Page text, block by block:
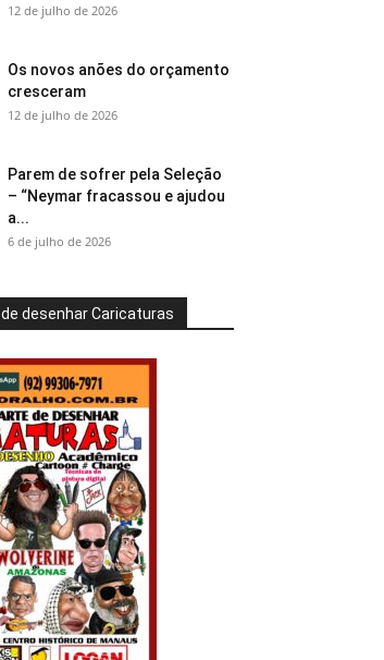
12 de julho de 2026
Os novos anões do orçamento
cresceram
12 de julho de 2026
Parem de sofrer pela Seleção
– “Neymar fracassou e ajudou
a...
6 de julho de 2026
desenhar Caricaturas